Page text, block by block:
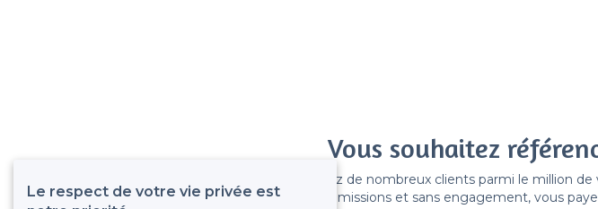
Vous souhaitez
Gagnez de nombreux clients parmi le million
Pas de commissions et sans engagement, vous
Le respect de votre vie privée est